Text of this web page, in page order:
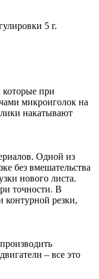
5 г.
при
микроиголок на
накатывают
Одной из
без вмешательства
нового листа.
точности. В
контурной резки,
– все это